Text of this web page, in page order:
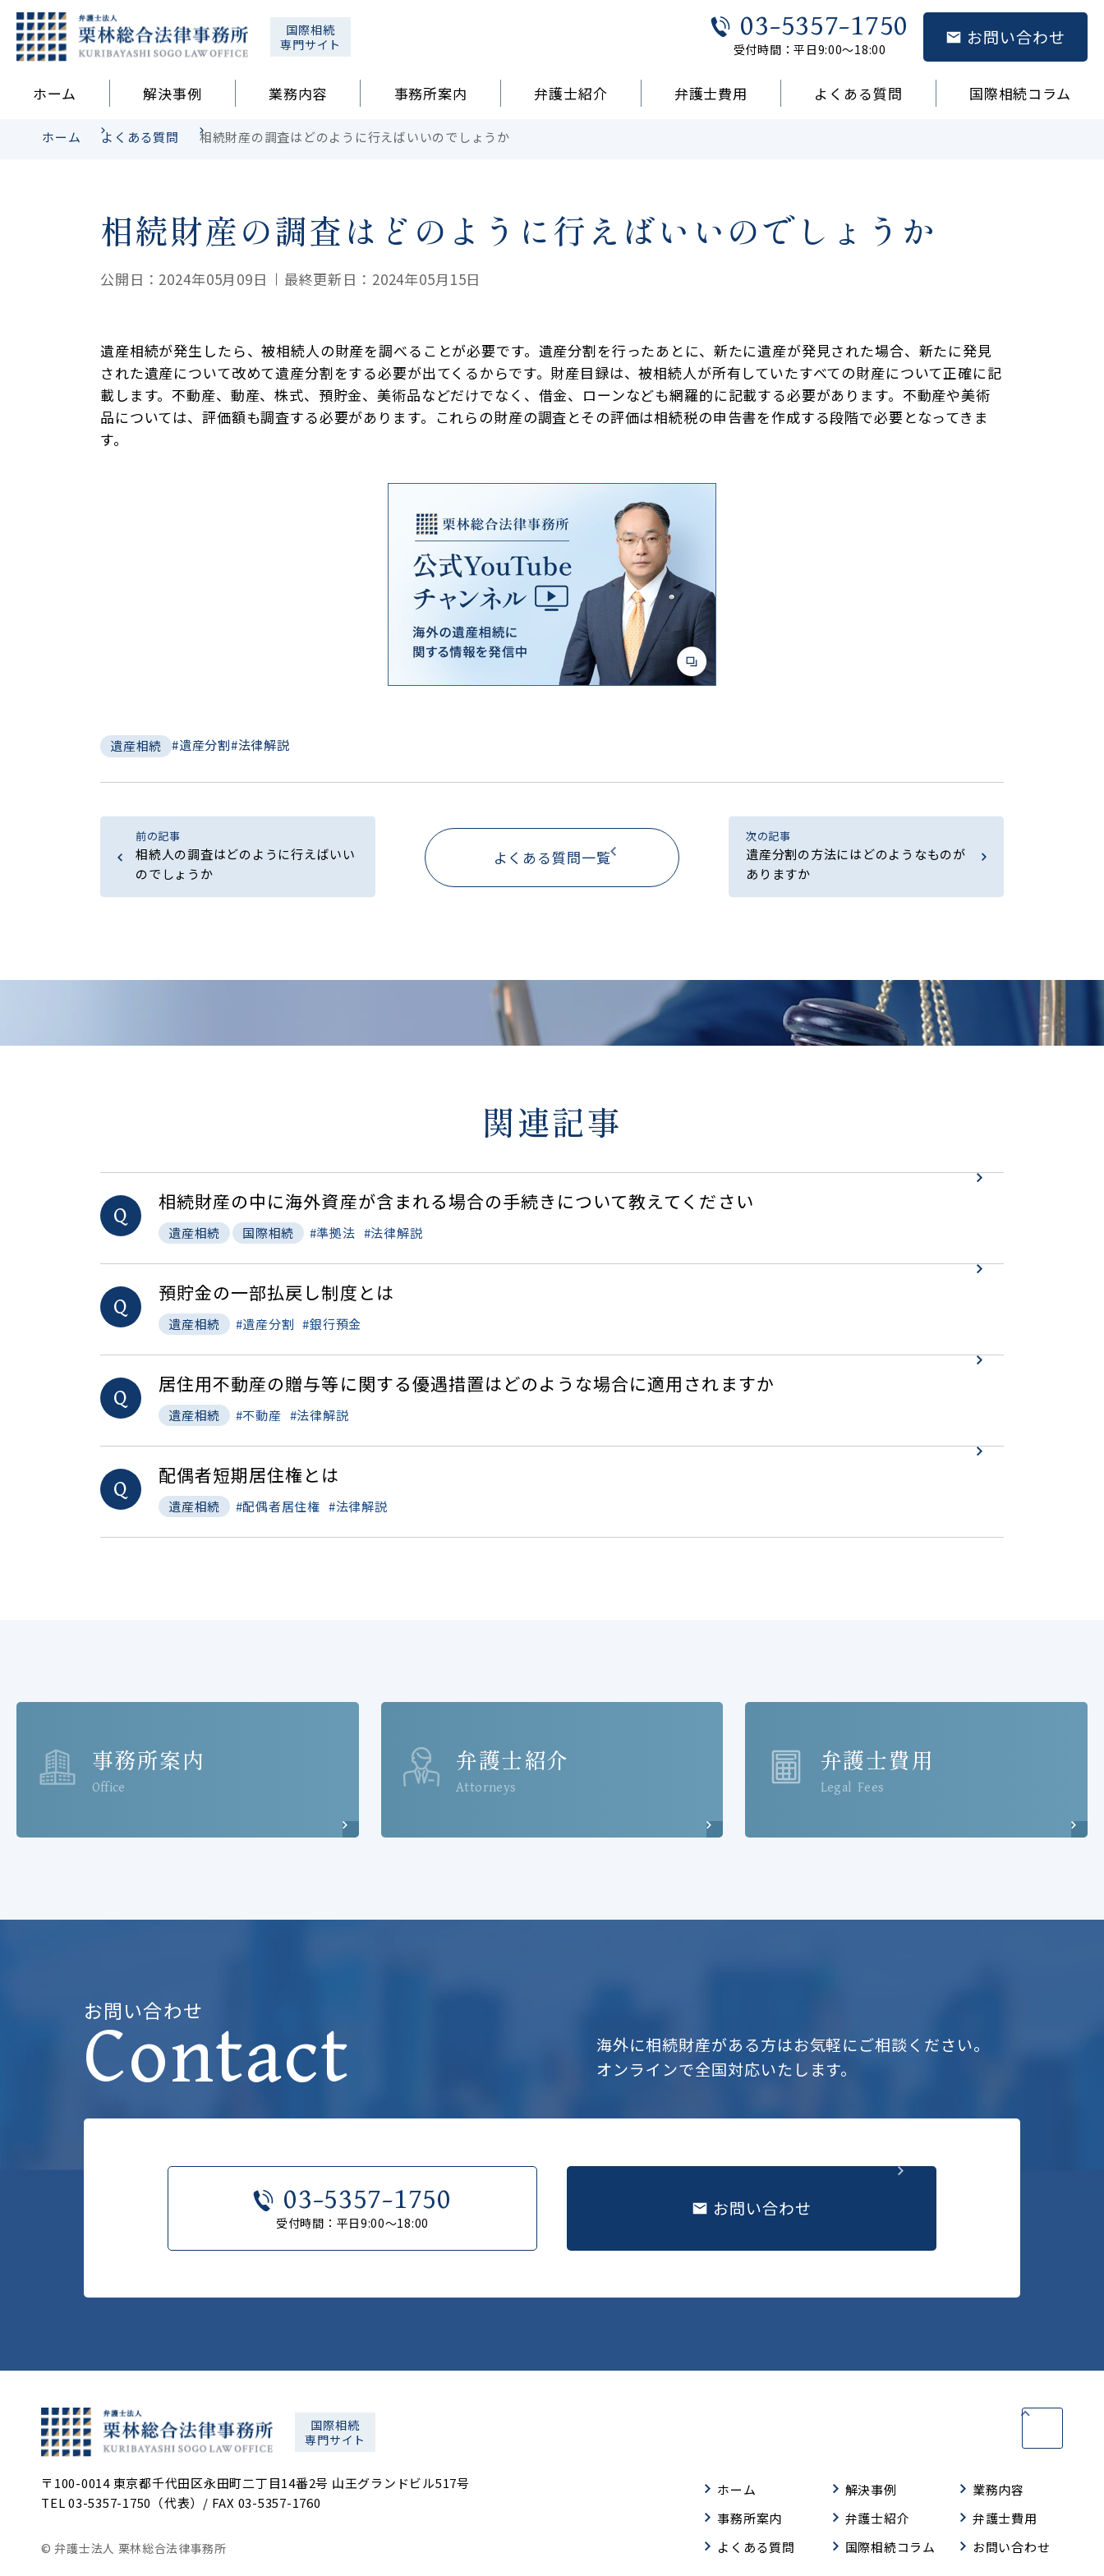
国際相続
専門サイト
03-5357-1750
受付時間：平日9:00～18:00
お問い合わせ
ホーム 解決事例 業務内容 事務所案内 弁護士紹介 弁護士費用 よくある質問 国際相続コラム
ホーム よくある質問 相続財産の調査はどのように行えばいいのでしょうか
相続財産の調査はどのように行えばいいのでしょうか
公開日：2024年05月09日 最終更新日：2024年05月15日
遺産相続が発生したら、被相続人の財産を調べることが必要です。遺産分割を行ったあとに、新たに遺産が発見された場合、新たに発見
された遺産について改めて遺産分割をする必要が出てくるからです。財産目録は、被相続人が所有していたすべての財産について正確に記
載します。不動産、動産、株式、預貯金、美術品などだけでなく、借金、ローンなども網羅的に記載する必要があります。不動産や美術
品については、評価額も調査する必要があります。これらの財産の調査とその評価は相続税の申告書を作成する段階で必要となってきま
す。
遺産相続 #遺産分割#法律解説
よくある質問一覧
前の記事
相続人の調査はどのように行えばいい
のでしょうか
次の記事
遺産分割の方法にはどのようなものが
ありますか
関連記事
Q
相続財産の中に海外資産が含まれる場合の手続きについて教えてください
遺産相続 国際相続 準拠法 法律解説
Q
預貯金の一部払戻し制度とは
遺産相続 遺産分割 銀行預金
Q
居住用不動産の贈与等に関する優遇措置はどのような場合に適用されますか
遺産相続 不動産 法律解説
Q
配偶者短期居住権とは
遺産相続 配偶者居住権 法律解説
事務所案内
Office
弁護士紹介
Attorneys
弁護士費用
Legal Fees
お問い合わせ
Contact
海外に相続財産がある方はお気軽にご相談ください。
オンラインで全国対応いたします。
03-5357-1750
受付時間：平日9:00～18:00
お問い合わせ
ホーム 解決事例
業務内容
事務所案内
弁護士紹介
弁護士費用
よくある質問
国際相続コラム お問い合わせ
国際相続
専門サイト
〒100-0014 東京都千代田区永田町二丁目14番2号 山王グランドビル517号
TEL 03-5357-1750（代表）/ FAX 03-5357-1760
© 弁護士法人 栗林総合法律事務所